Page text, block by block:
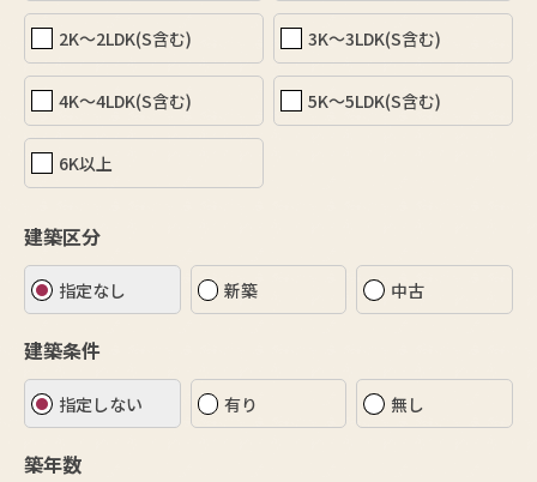
2K〜2LDK(S含む) 3K〜3LDK(S含む)
4K〜4LDK(S含む) 5K〜5LDK(S含む)
6K以上
建築区分
指定なし 新築 中古
建築条件
指定しない 有り 無し
築年数